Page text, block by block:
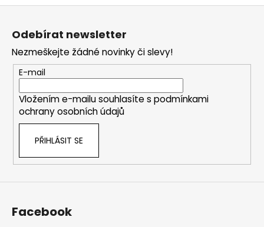
Z
Odebírat newsletter
Nezmeškejte žádné novinky či slevy!
E-mail
Vložením e-mailu souhlasíte s podmínkami
ochrany osobních údajů
PŘIHLÁSIT SE
Facebook